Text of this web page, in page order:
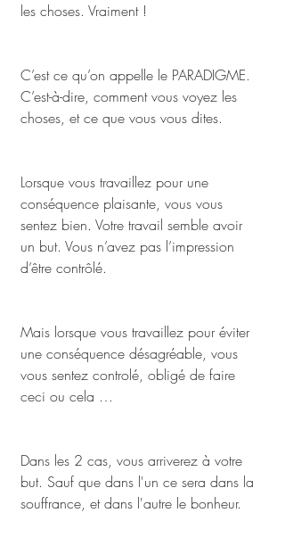
les choses. Vraiment !
C’est ce qu’on appelle le PARADIGME.
C’est-à-dire, comment vous voyez les
choses, et ce que vous vous dites.
Lorsque vous travaillez pour une
conséquence plaisante, vous vous
sentez bien. Votre travail semble avoir
un but. Vous n’avez pas l’impression
d’être contrôlé.
Mais lorsque vous travaillez pour éviter
une conséquence désagréable, vous
vous sentez controlé, obligé de faire
ceci ou cela …
Dans les 2 cas, vous arriverez à votre
but. Sauf que dans l'un ce sera dans la
souffrance, et dans l'autre le bonheur.